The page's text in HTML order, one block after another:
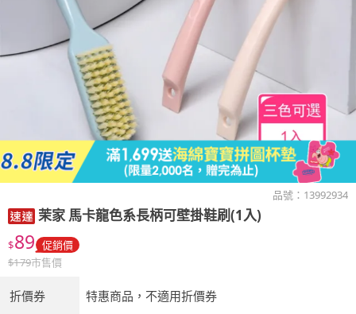
品號： 13992934
茉家 馬卡龍色系長柄可壁掛鞋刷(1入)
$89 促銷價
$179市售價
折價券 特惠商品，不適用折價券